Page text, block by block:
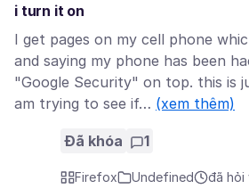
i turn it on
I get pages on my cell phone
and saying my phone has been
"Google Security" on top. this is
am trying to see if… (xem thêm)
Đã khóa 1
Firefox Undefined
đã hỏi